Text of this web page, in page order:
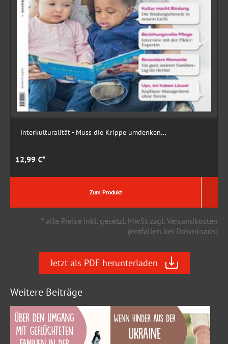
Interkulturalität - Muss die Krippe umdenken...
12,99 €*
Zum Produkt
* alle Preise inkl. gesetzl. MwSt zzgl. Versandkosten
(entfallen bei Downloads)
Jetzt als PDF herunterladen
Weitere Beiträge